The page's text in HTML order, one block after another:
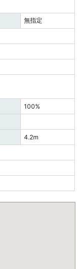
無指定
100%
4.2m